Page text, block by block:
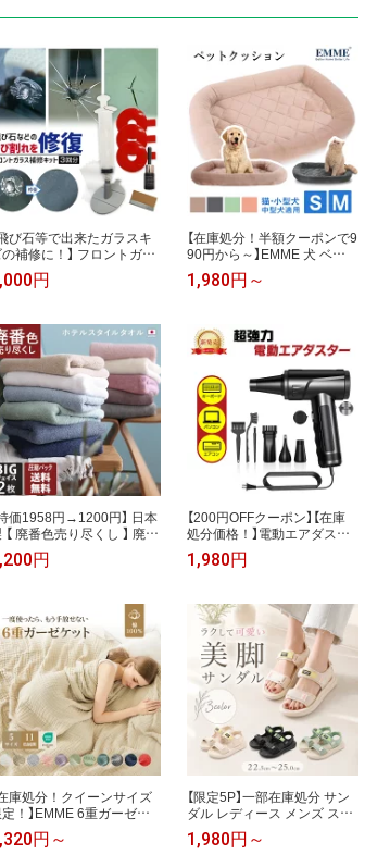
飛び石等で出来たガラスキ
の補修に！】 フロントガラ
飛び石 車 修理 リペア リ
アキット フロントガラス
ズ ガラスリペア ガラス補
飛び石補修キット きず消
在庫処分 キズ消し
円
【在庫処分！半額クーポンで9
90円から～】EMME 犬 ベッ
ド ふわふわ 中型犬 小型犬 猫
のベッド 洗える 犬のマット
ジ用ベット ペット用 クッシ
ョン オールシーズン グレー
ラクダ Sサイズ Mサイズ
1,980円～
特価1958円→1200円】 日本
【 廃番色売り尽くし 】 廃番
ー ホテルスタイルタオ
ビッグフェイスタオル 2枚
あり 廃番色 廃番 売り尽く
アウトレット OUTLET 送
料
円
【200円OFFクーポン】【在庫
処分価格！】電動エアダスタ
ー 電動ブロワー 電動クリー
ナー 電動空気入れ PCクリー
ダストブロワー ノズルブラ
シ計6点付属 EC
1,980円
在庫処分！クイーンサイズ
！】EMME 6重ガーゼケ
クイーン ダブル 綿10
夏用 クイーン タオルケ
円～
【限定5P】一部在庫処分 サン
ダル レディース メンズ スポ
ーツサンダル 厚底 軽量 ベル
クロ 履きやすい 歩きやすい
1,980円～